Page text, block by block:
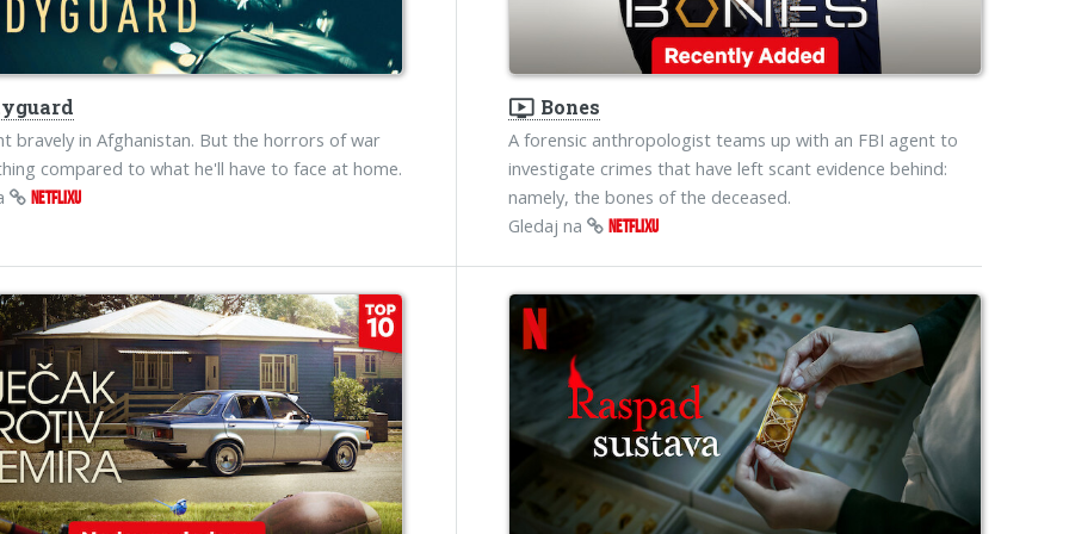
bravely in Afghanistan. But the horrors of war
compared to what he'll have to face at home.
NETFLIXU
ondemand_video Bones
A forensic anthropologist teams up with an FBI agent to
investigate crimes that have left scant evidence behind:
namely, the bones of the deceased.
Gledaj na
NETFLIXU